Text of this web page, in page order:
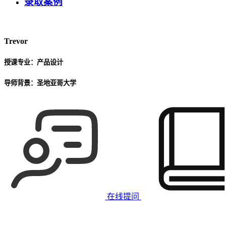
Trevor
授课专业： 产品设计
导师背景： 圣地亚哥大学
在线提问